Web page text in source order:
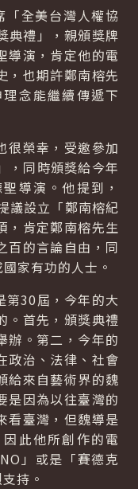
「全美台灣人權協
典禮」，親頒獎牌
導演，肯定他的電
，也期許鄭南榕先
念能繼續傳遞下
很榮幸，受邀參加
，同時頒獎給今年
導演。他提到，
議設立「鄭南榕紀
，肯定鄭南榕先生
百的言論自由，同
家有功的人士。
第30屆，今年的大
。首先，頒獎典禮
辦。第二，今年的
政治、法律、社會
給來自藝術界的魏
是因為以往臺灣的
看臺灣，但魏導是
此他所創作的電
」或是「賽德克
持。